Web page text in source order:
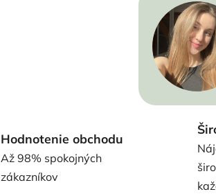
Hodnotenie obchodu
Až 98% spokojných
zákazníkov